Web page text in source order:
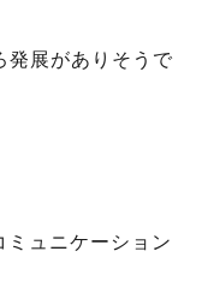
発展がありそうで
ミュニケーション